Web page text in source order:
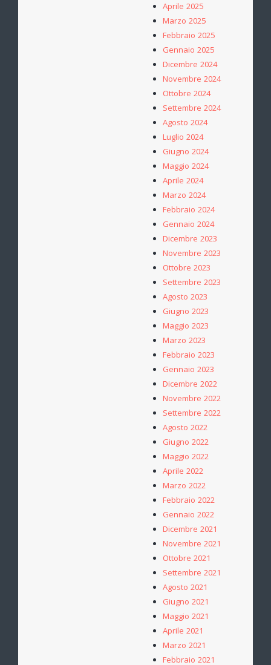
Aprile 2025
Marzo 2025
Febbraio 2025
Gennaio 2025
Dicembre 2024
Novembre 2024
Ottobre 2024
Settembre 2024
Agosto 2024
Luglio 2024
Giugno 2024
Maggio 2024
Aprile 2024
Marzo 2024
Febbraio 2024
Gennaio 2024
Dicembre 2023
Novembre 2023
Ottobre 2023
Settembre 2023
Agosto 2023
Giugno 2023
Maggio 2023
Marzo 2023
Febbraio 2023
Gennaio 2023
Dicembre 2022
Novembre 2022
Settembre 2022
Agosto 2022
Giugno 2022
Maggio 2022
Aprile 2022
Marzo 2022
Febbraio 2022
Gennaio 2022
Dicembre 2021
Novembre 2021
Ottobre 2021
Settembre 2021
Agosto 2021
Giugno 2021
Maggio 2021
Aprile 2021
Marzo 2021
Febbraio 2021